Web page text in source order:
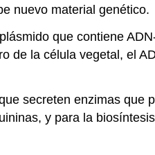
nuevo material genético.
que contiene
de la célula vegetal, el
secreten enzimas que
y para la